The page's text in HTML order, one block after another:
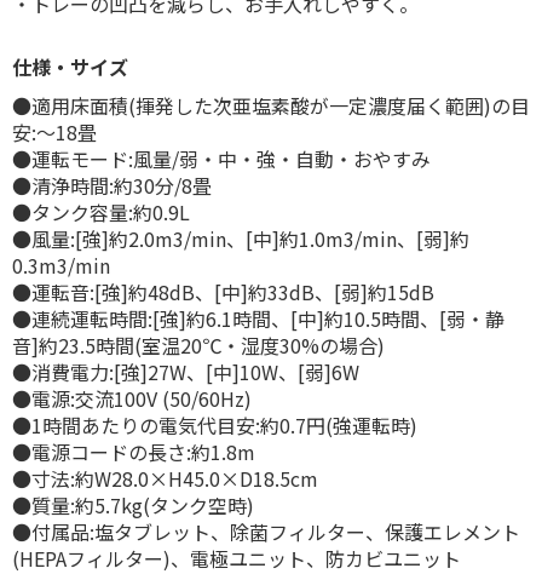
仕様・サイズ
●適用床面積(揮発した次亜塩素酸が一定濃度届く範囲)の目
安:〜18畳
●運転モード:風量/弱・中・強・自動・おやすみ
●清浄時間:約30分/8畳
●タンク容量:約0.9L
●風量:[強]約2.0m3/min、[中]約1.0m3/min、[弱]約
0.3m3/min
●運転音:[強]約48dB、[中]約33dB、[弱]約15dB
●連続運転時間:[強]約6.1時間、[中]約10.5時間、[弱・静
音]約23.5時間(室温20℃・湿度30%の場合)
●消費電力:[強]27W、[中]10W、[弱]6W
●電源:交流100V (50/60Hz)
●1時間あたりの電気代目安:約0.7円(強運転時)
●電源コードの長さ:約1.8m
●寸法:約W28.0×H45.0×D18.5cm
●質量:約5.7kg(タンク空時)
●付属品:塩タブレット、除菌フィルター、保護エレメント
(HEPAフィルター)、電極ユニット、防カビユニット